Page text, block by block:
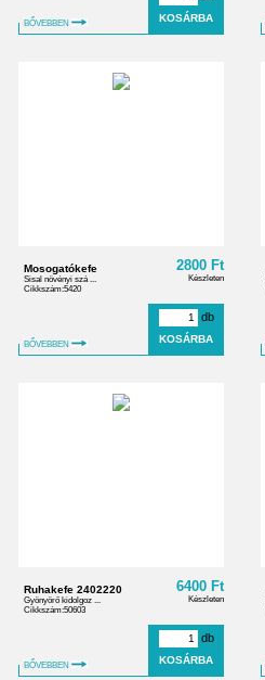
BŐVEBBEN
Mosogatókefe
Sisal növényi szá ...
Cikkszám:5420
BŐVEBBEN
2800 Ft
Készleten
db
Ruhakefe 2402220
Gyönyörő kidolgoz ...
Cikkszám:50603
BŐVEBBEN
6400 Ft
Készleten
db